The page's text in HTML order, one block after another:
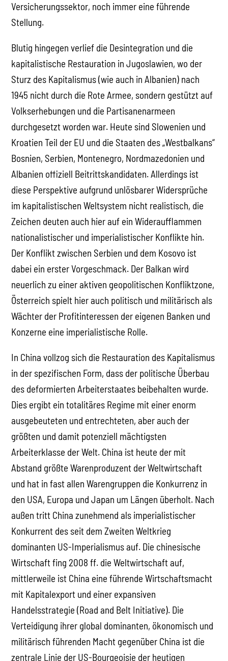
Versicherungssektor, noch immer eine führende
Stellung.
Blutig hingegen verlief die Desintegration und die
kapitalistische Restauration in Jugoslawien, wo der
Sturz des Kapitalismus (wie auch in Albanien) nach
1945 nicht durch die Rote Armee, sondern gestützt auf
Volkserhebungen und die Partisanenarmeen
durchgesetzt worden war. Heute sind Slowenien und
Kroatien Teil der EU und die Staaten des „Westbalkans“
Bosnien, Serbien, Montenegro, Nordmazedonien und
Albanien offiziell Beitrittskandidaten. Allerdings ist
diese Perspektive aufgrund unlösbarer Widersprüche
im kapitalistischen Weltsystem nicht realistisch, die
Zeichen deuten auch hier auf ein Wideraufflammen
nationalistischer und imperialistischer Konflikte hin.
Der Konflikt zwischen Serbien und dem Kosovo ist
dabei ein erster Vorgeschmack. Der Balkan wird
neuerlich zu einer aktiven geopolitischen Konfliktzone,
Österreich spielt hier auch politisch und militärisch als
Wächter der Profitinteressen der eigenen Banken und
Konzerne eine imperialistische Rolle.
In China vollzog sich die Restauration des Kapitalismus
in der spezifischen Form, dass der politische Überbau
des deformierten Arbeiterstaates beibehalten wurde.
Dies ergibt ein totalitäres Regime mit einer enorm
ausgebeuteten und entrechteten, aber auch der
größten und damit potenziell mächtigsten
Arbeiterklasse der Welt. China ist heute der mit
Abstand größte Warenproduzent der Weltwirtschaft
und hat in fast allen Warengruppen die Konkurrenz in
den USA, Europa und Japan um Längen überholt. Nach
außen tritt China zunehmend als imperialistischer
Konkurrent des seit dem Zweiten Weltkrieg
dominanten US-Imperialismus auf. Die chinesische
Wirtschaft fing 2008 ff. die Weltwirtschaft auf,
mittlerweile ist China eine führende Wirtschaftsmacht
mit Kapitalexport und einer expansiven
Handelsstrategie (Road and Belt Initiative). Die
Verteidigung ihrer global dominanten, ökonomisch und
militärisch führenden Macht gegenüber China ist die
zentrale Linie der US-Bourgeoisie der heutigen